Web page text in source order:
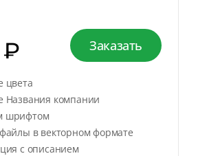
₽ Заказать
цвета
Названия компании
шрифтом
в векторном формате
с описанием